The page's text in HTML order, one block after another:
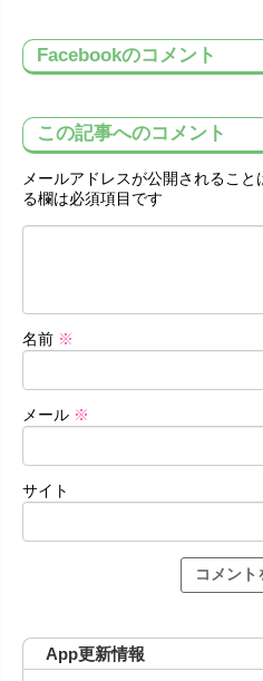
Facebookのコメント
この記事へのコメント
メールアドレスが公開されること
る欄は必須項目です
名前 ※
メール ※
サイト
App更新情報